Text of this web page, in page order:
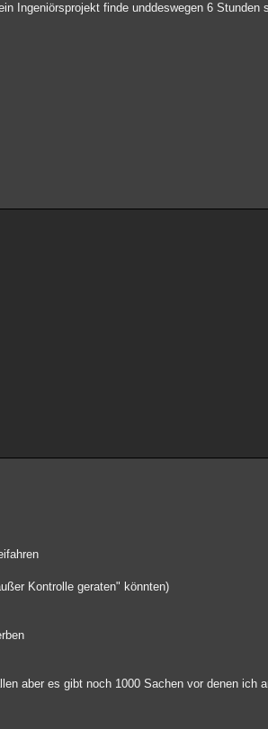
Ingeniörsprojekt finde unddeswegen 6 Stunden
Kontrolle geraten" könnten)
aber es gibt noch 1000 Sachen vor denen ich